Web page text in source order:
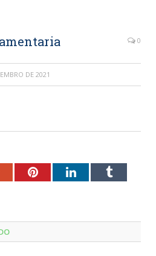
0
DE 2021
Google+PinterestLinkedInTumblr